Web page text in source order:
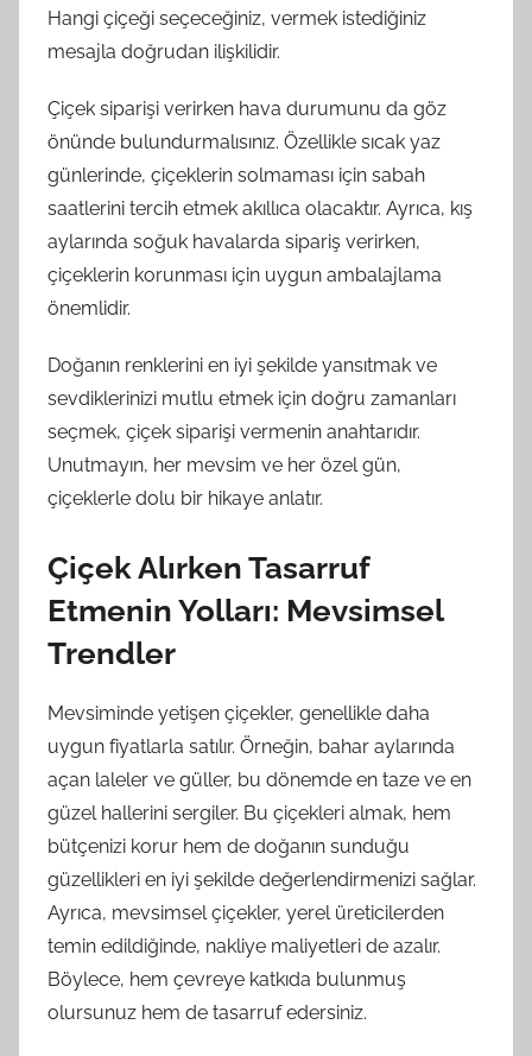
Hangi çiçeği seçeceğiniz, vermek istediğiniz
mesajla doğrudan ilişkilidir.
Çiçek siparişi verirken hava durumunu da göz
önünde bulundurmalısınız. Özellikle sıcak yaz
günlerinde, çiçeklerin solmaması için sabah
saatlerini tercih etmek akıllıca olacaktır. Ayrıca, kış
aylarında soğuk havalarda sipariş verirken,
çiçeklerin korunması için uygun ambalajlama
önemlidir.
Doğanın renklerini en iyi şekilde yansıtmak ve
sevdiklerinizi mutlu etmek için doğru zamanları
seçmek, çiçek siparişi vermenin anahtarıdır.
Unutmayın, her mevsim ve her özel gün,
çiçeklerle dolu bir hikaye anlatır.
Çiçek Alırken Tasarruf
Etmenin Yolları: Mevsimsel
Trendler
Mevsiminde yetişen çiçekler, genellikle daha
uygun fiyatlarla satılır. Örneğin, bahar aylarında
açan laleler ve güller, bu dönemde en taze ve en
güzel hallerini sergiler. Bu çiçekleri almak, hem
bütçenizi korur hem de doğanın sunduğu
güzellikleri en iyi şekilde değerlendirmenizi sağlar.
Ayrıca, mevsimsel çiçekler, yerel üreticilerden
temin edildiğinde, nakliye maliyetleri de azalır.
Böylece, hem çevreye katkıda bulunmuş
olursunuz hem de tasarruf edersiniz.